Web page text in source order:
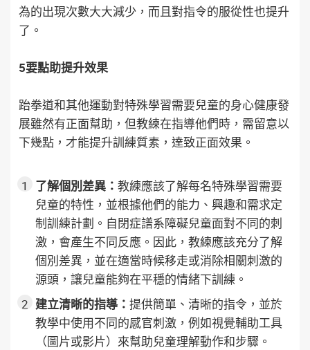
為的出現次數大大減少，而且對指令的服從性也提升
了。
5要點助提升效果
跆拳道和其他運動對特殊學習需要兒童的身心健康發
展雖然有正面幫助，但教練在指導他們時，需留意以
下幾點，才能提升訓練質素，達致正面效果。
了解個別差異：教練應該了解每名特殊學習需要
兒童的特性，並根據他們的能力、興趣和需求定
制訓練計劃。自閉症譜系障礙兒童面對不同的刺
激，會產生不同反應。因此，教練應該充分了解
個別差異，並在適當時候移走或消除相關刺激的
源頭，讓兒童能夠在平穩的情緒下訓練。
建立清晰的指導：提供簡單、清晰的指令，並於
教學中使用不同的感官刺激，例如視覺輔助工具
（圖片或影片）來幫助兒童理解動作和步驟。